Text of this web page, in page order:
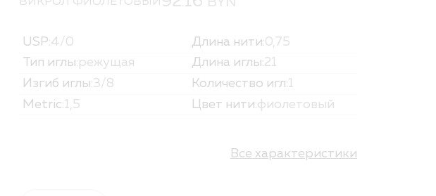
Порядок оформления заказа
Политика обработки персональных данных
Вакансии
ПОЛНЫЙ КАТАЛОГ
USP:4/0 Длина нити:0,75
Тип иглы:режущая Длина иглы:21
Изгиб иглы:3/8 Количество игл:1
Metric:1,5 Цвет нити:фиолетовый
Все характеристики